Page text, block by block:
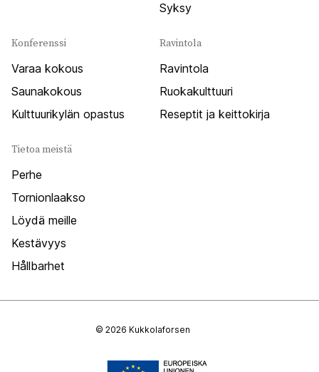
Syksy
Konferenssi
Varaa kokous
Saunakokous
Kulttuurikylän opastus
Ravintola
Ravintola
Ruokakulttuuri
Reseptit ja keittokirja
Tietoa meistä
Perhe
Tornionlaakso
Löydä meille
Kestävyys
Hållbarhet
© 2026 Kukkolaforsen